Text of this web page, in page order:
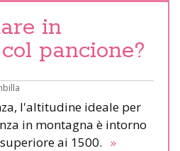
in
pancione?
l'altitudine ideale per
in montagna è intorno
ai 1500. »